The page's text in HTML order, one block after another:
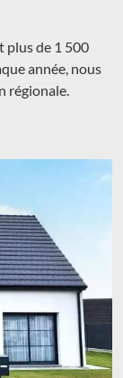
plus de 1 500
année, nous
régionale.